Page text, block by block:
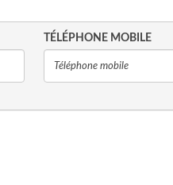
TÉLÉPHONE MOBILE